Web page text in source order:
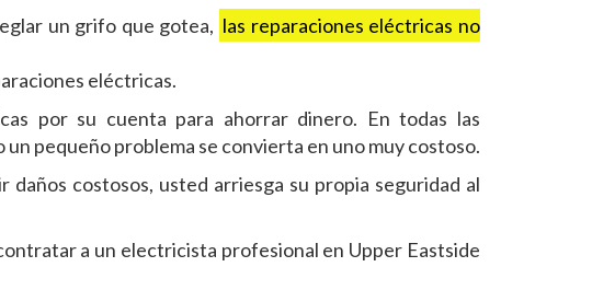
un grifo que gotea, las reparaciones eléctricas no
eléctricas.
por su cuenta para ahorrar dinero. En todas las
pequeño problema se convierta en uno muy costoso.
costosos, usted arriesga su propia seguridad al
a un electricista profesional en Upper Eastside